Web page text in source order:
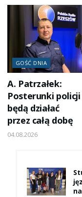
GOŚĆ DNIA
A. Patrzałek:
Posterunki policji
będą działać
przez całą dobę
04.08.2026